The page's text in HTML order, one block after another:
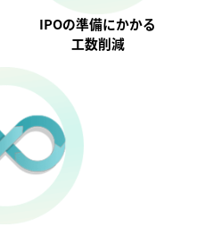
IPOの準備にかかる
工数削減